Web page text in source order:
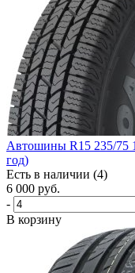
Автошины R15 235/75
год)
Есть в наличии (4)
6 000 руб.
-
В корзину